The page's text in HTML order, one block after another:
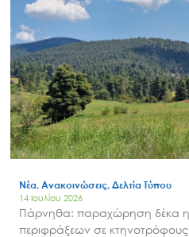
Νέα, Ανακοινώσεις, Δελτία Τύπου
14 Ιουλίου 2026
Πάρνηθα: παραχώρηση δέκα
περιφράξεων σε κτηνοτρόφους